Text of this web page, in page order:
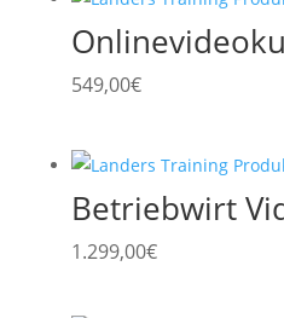
549,00€
Betriebwirt
1.299,00€